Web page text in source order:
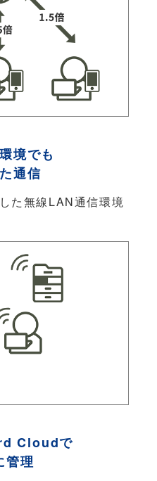
境でも
通信
た無線LAN通信環境
Cloudで
管理